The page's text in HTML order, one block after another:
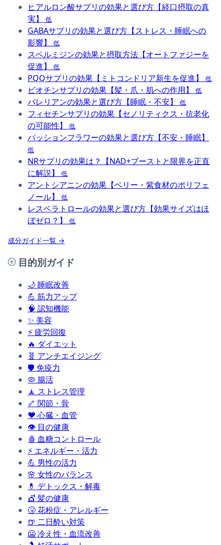
ヒアルロン酸サプリの効果と選び方【経口摂取の真
実】
低
GABAサプリの効果と選び方【ストレス・睡眠への
影響】
低
スペルミジンの効果と摂取方法【オートファジーを
促進】
低
PQQサプリの効果【ミトコンドリア新生を促進】 低
ビオチンサプリの効果【髪・爪・肌への作用】 低
バレリアンの効果と選び方【睡眠・不安】 低
フィセチンサプリの効果【セノリティクス・抗老化
の可能性】
低
パッションフラワーの効果と選び方【不安・睡眠】
低
NRサプリの効果は？【NAD+ブーストと限界を正直
に解説】
低
アントシアニンの効果【ベリー・紫食材のポリフェ
ノール】
低
レスベラトロールの効果と選び方【効果サイズはほ
ぼゼロ？】
低
成分ガイド一覧 →
目的別ガイド
🌙 睡眠改善
💪 筋力アップ
🧠 認知機能
✨ 美容
⚡疲労回復
🔥 ダイエット
🧬 アンチエイジング
🛡️ 免疫力
🦠 腸活
🧘 ストレス管理
🦴 関節・骨
❤️ 心臓・血管
👁️ 目の健康
🩸 血糖コントロール
⚡ エネルギー・活力
💪 男性の活力
🌸 女性のバランス
💊 デトックス・解毒
💇 髪の健康
🤧花粉症・アレルギー
🍺 二日酔い対策
🥶冷え性・血流改善